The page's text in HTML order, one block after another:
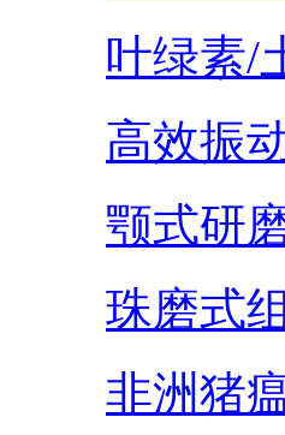
叶绿素/
高效振
颚式研
珠磨式
非洲猪